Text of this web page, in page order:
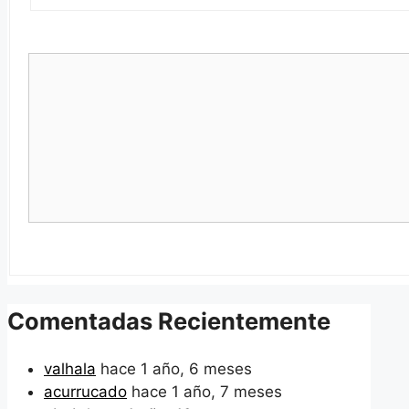
Comentadas Recientemente
valhala hace 1 año, 6 meses
acurrucado hace 1 año, 7 meses